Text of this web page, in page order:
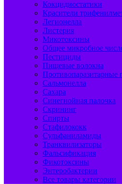
Кокцидиостатики
Красители
Легионелла
Листерия
Микотоксины
Общее микробное
Пестициды
Пищевые волокна
Противопаразитарные
Сальмонелла
Сахара
Синегнойная палочка
Скрининг
Спирты
Стафилококк
Сульфаниламиды
Транквилизаторы
Фальсификация
Фикотоксины
Энтеробактерии
Все товары категории